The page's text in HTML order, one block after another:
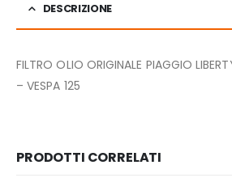
DESCRIZIONE
FILTRO OLIO ORIGINALE PIAGGIO
– VESPA 125
PRODOTTI CORRELATI